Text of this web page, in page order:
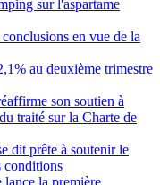
sur l'aspartame
en vue de la
au deuxième trimestre
son soutien à
traité sur la Charte de
dit prête à soutenir le
conditions
lance la première